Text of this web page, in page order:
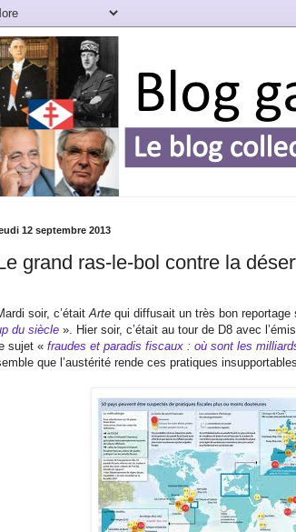
12 septembre 2013
grand ras-le-bol contre la
soir, c’était Arte qui diffusait un très bon reportage
du siècle ». Hier soir, c’était au tour de D8 avec
sujet « fraudes et paradis fiscaux : où sont les
que l’austérité rende ces pratiques insupportables.